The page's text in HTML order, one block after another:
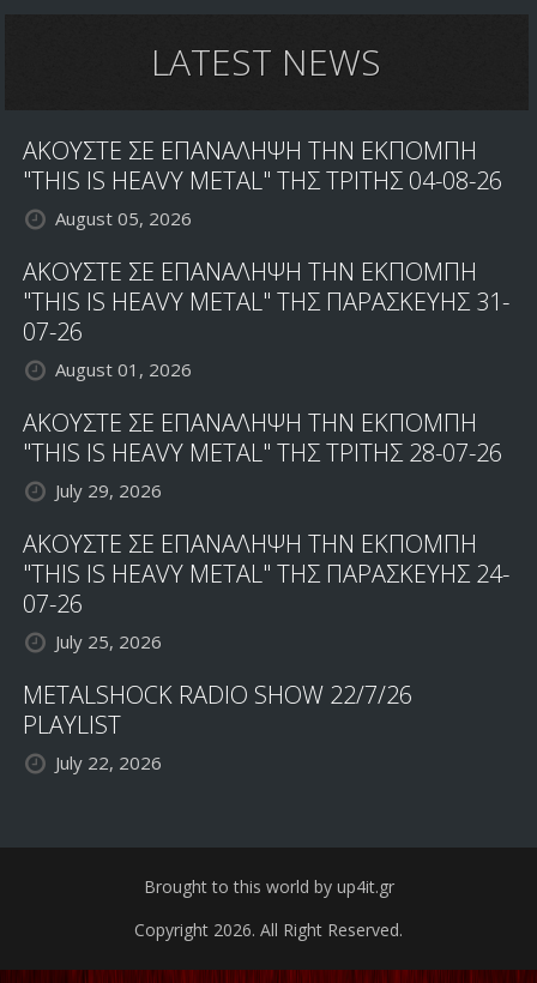
LATEST NEWS
ΑΚΟΥΣΤΕ ΣΕ ΕΠΑΝΑΛΗΨΗ ΤΗΝ ΕΚΠΟΜΠΗ
"THIS IS HEAVY METAL" ΤΗΣ ΤΡΙΤΗΣ 04-08-26
August 05, 2026
ΑΚΟΥΣΤΕ ΣΕ ΕΠΑΝΑΛΗΨΗ ΤΗΝ ΕΚΠΟΜΠΗ
"THIS IS HEAVY METAL" ΤΗΣ ΠΑΡΑΣΚΕΥΗΣ 31-
07-26
August 01, 2026
ΑΚΟΥΣΤΕ ΣΕ ΕΠΑΝΑΛΗΨΗ ΤΗΝ ΕΚΠΟΜΠΗ
"THIS IS HEAVY METAL" ΤΗΣ ΤΡΙΤΗΣ 28-07-26
July 29, 2026
ΑΚΟΥΣΤΕ ΣΕ ΕΠΑΝΑΛΗΨΗ ΤΗΝ ΕΚΠΟΜΠΗ
"THIS IS HEAVY METAL" ΤΗΣ ΠΑΡΑΣΚΕΥΗΣ 24-
07-26
July 25, 2026
METALSHOCK RADIO SHOW 22/7/26
PLAYLIST
July 22, 2026
Brought to this world by up4it.gr
Copyright 2026. All Right Reserved.